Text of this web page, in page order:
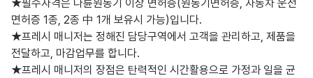
★필수자격은 다륜원동기 이상 면허증(원동기면허증, 자동차 운전
면허증 1종, 2종 中 1개 보유시 가능)입니다.
★프레시 매니저는 정해진 담당구역에서 고객을 관리하고, 제품을
전달하고, 마감업무를 합니다.
★프레시 매니저의 장점은 탄력적인 시간활용으로 가정과 일을 균